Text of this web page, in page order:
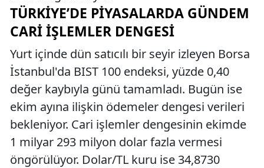
TÜRKIYE’DE PIYASALARDA GÜNDEM
CARI İŞLEMLER DENGESI
Yurt içinde dün satıcılı bir seyir izleyen Borsa
İstanbul'da BIST 100 endeksi, yüzde 0,40
değer kaybıyla günü tamamladı. Bugün ise
ekim ayına ilişkin ödemeler dengesi verileri
bekleniyor. Cari işlemler dengesinin ekimde
1 milyar 293 milyon dolar fazla vermesi
öngörülüyor. Dolar/TL kuru ise 34,8730